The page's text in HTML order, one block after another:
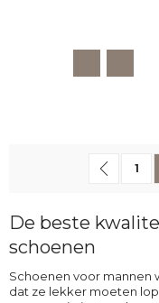
Pagina
Pagina
Vorige
1
De beste
schoenen
Schoenen voor mannen
dat ze lekker moeten